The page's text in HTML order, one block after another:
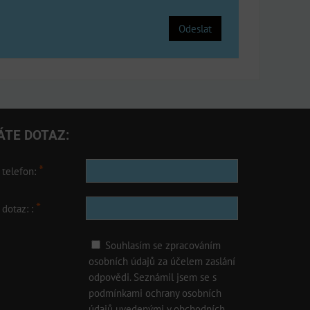
Odeslat
DOTAZ:
telefon: *
dotaz: : *
Souhlasím se zpracováním
osobních údajů za účelem zaslání
odpovědi. Seznámil jsem se s
podmínkami ochrany osobních